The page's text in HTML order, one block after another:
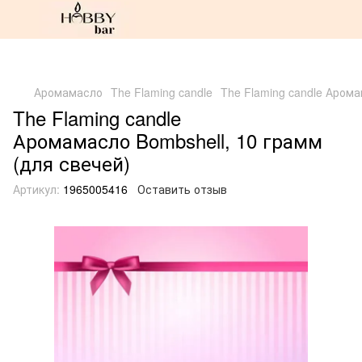
Аромамасло The Flaming candle The Flaming candle
The Flaming candle
Аромамасло Bombshell, 10 грамм
(для свечей)
Артикул: 1965005416 Оставить отзыв